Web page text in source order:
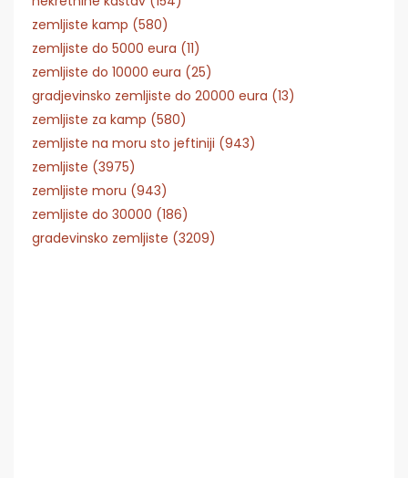
zemljiste kamp (580)
zemljiste do 5000 eura (11)
zemljiste do 10000 eura (25)
gradjevinsko zemljiste do 20000 eura (13)
zemljiste za kamp (580)
zemljiste na moru sto jeftiniji (943)
zemljiste (3975)
zemljiste moru (943)
zemljiste do 30000 (186)
gradevinsko zemljiste (3209)